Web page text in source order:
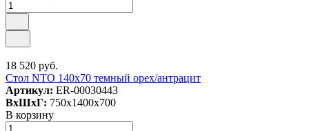
18 520 руб.
Стол NTO 140x70 темный орех/антрацит
Артикул: ER-00030443
ВxШxГ: 750x1400x700
В корзину